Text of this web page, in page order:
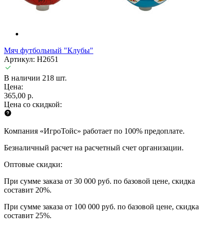
Мяч футбольный "Клубы"
Артикул: H2651
В наличии 218 шт.
Цена:
365,00 р.
Цена со скидкой:
Компания «ИгроТойс» работает по 100% предоплате.
Безналичный расчет на расчетный счет организации.
Оптовые скидки:
При сумме заказа от 30 000 руб. по базовой цене, скидка
составит 20%.
При сумме заказа от 100 000 руб. по базовой цене, скидка
составит 25%.